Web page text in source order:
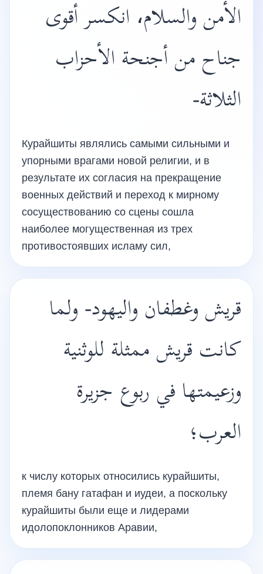
الأمن والسلام، انكسر أقوى
جناح من أجنحة الأحزاب
الثلاثة-
Курайшиты являлись самыми сильными и
упорными врагами новой религии, и в
результате их согласия на прекращение
военных действий и переход к мирному
сосуществованию со сцены сошла
наиболее могущественная из трех
противостоявших исламу сил,
قريش وغطفان واليهود- ولما
كانت قريش ممثلة للوثنية
وزعيمتها في ربوع جزيرة
العرب؛
к числу которых относились курайшиты,
племя бану гатафан и иудеи, а поскольку
курайшиты были еще и лидерами
идолопоклонников Аравии,